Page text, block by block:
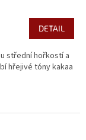
DETAIL
střední hořkostí a
hřejivé tóny kakaa